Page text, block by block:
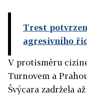
Trest
agresivního
V protisměru
Turnovem a
Švýcara zadržela